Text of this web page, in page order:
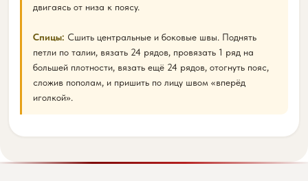
двигаясь от низа к поясу.
Спицы: Сшить центральные и боковые швы. Поднять
петли по талии, вязать 24 рядов, провязать 1 ряд на
большей плотности, вязать ещё 24 рядов, отогнуть пояс,
сложив пополам, и пришить по лицу швом «вперёд
иголкой».